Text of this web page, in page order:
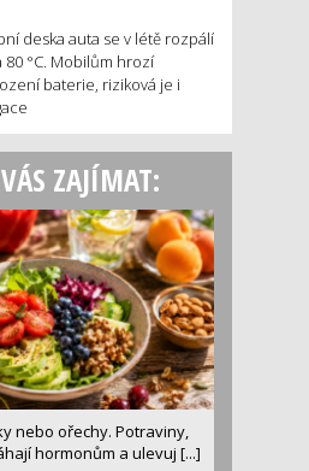
deska auta se v létě rozpálí
80 °C. Mobilům hrozí
baterie, riziková je i
ZAJÍMAT:
nebo ořechy. Potraviny,
hormonům a ulevuj [...]